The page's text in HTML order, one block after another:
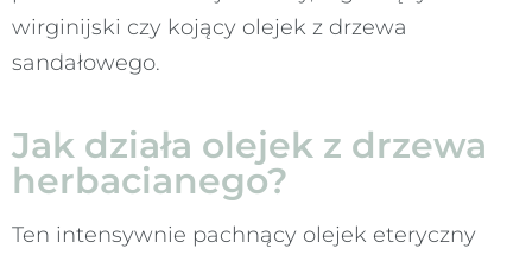
wirginijski czy kojący olejek z drzewa
sandałowego.
Jak działa olejek z drzewa
herbacianego?
Ten intensywnie pachnący olejek eteryczny